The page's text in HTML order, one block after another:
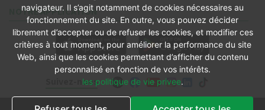
Suivez-nous
NOTRE APPLICATION
navigateur. Il s’agit notamment de cookies nécessaires au
fonctionnement du site. En outre, vous pouvez décider
librement d’accepter ou de refuser les cookies, et modifier ces
critères à tout moment, pour améliorer la performance du site
Web, ainsi que les cookies permettant d’afficher du contenu
personnalisé en fonction de vos intérêts.
les politique de vie privee.